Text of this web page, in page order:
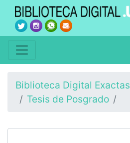
Biblioteca Digital Exactas
Tesis de Posgrado